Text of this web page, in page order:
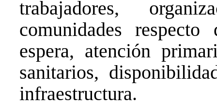
trabajadores,
comunidades
espera, atención
sanitarios,
infraestructura.